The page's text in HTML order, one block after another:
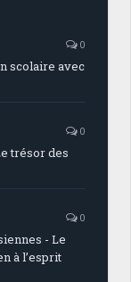
0
scolaire avec
0
trésor des
0
- Le
à l’esprit